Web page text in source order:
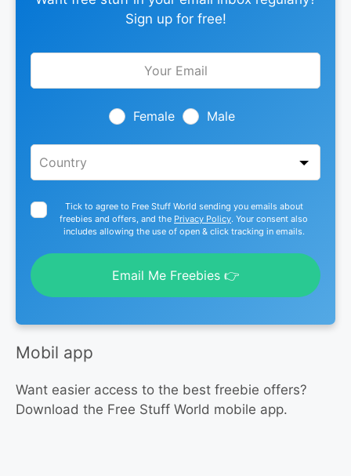
Sign up for free!
Leave
Female Male
Tick to agree to Free Stuff World sending you emails about
freebies and offers, and the Privacy Policy. Your consent also
includes allowing the use of open & click tracking in emails.
Email Me Freebies 👉
Mobil app
Want easier access to the best freebie offers?
Download the Free Stuff World mobile app.